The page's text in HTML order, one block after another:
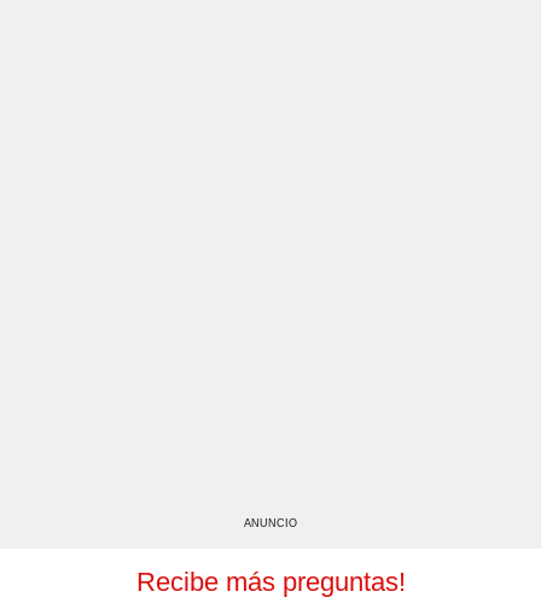
ANUNCIO
Recibe más preguntas!